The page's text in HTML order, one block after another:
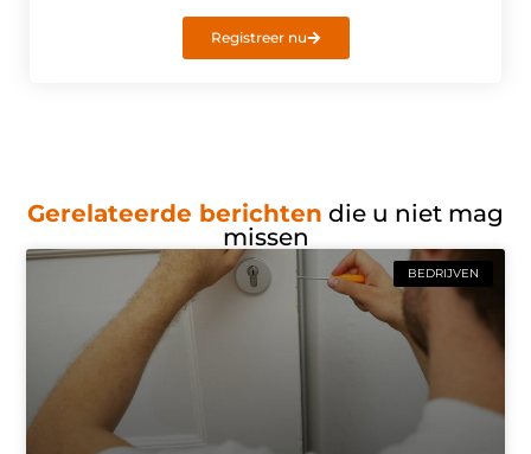
Registreer nu
Gerelateerde berichten die u niet mag
missen
BEDRIJVEN